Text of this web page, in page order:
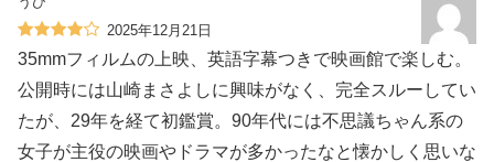
2025年12月21日
35mmフィルムの上映、英語字幕つきで映画館で楽しむ。
公開時には山崎まさよしに興味がなく、完全スルーしてい
たが、29年を経て初鑑賞。90年代には不思議ちゃん系の
女子が主役の映画やドラマが多かったなと懐かしく思いな